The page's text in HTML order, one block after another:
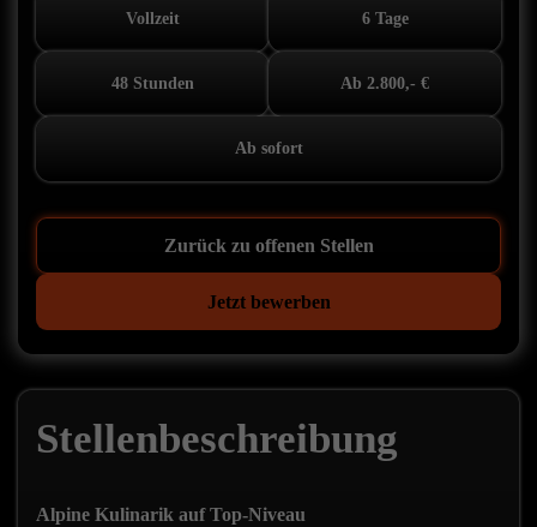
Vollzeit 6 Tage
48 Stunden Ab 2.800,- €
Ab sofort
Zurück zu offenen Stellen
Jetzt bewerben
Stellenbeschreibung
Alpine Kulinarik auf Top-Niveau